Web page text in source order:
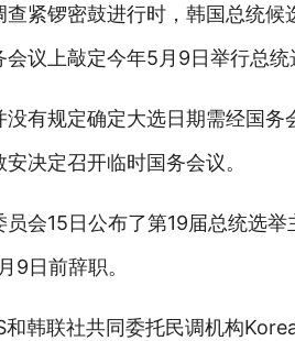
紧锣密鼓进行时，韩国总统
议上敲定今年5月9日举行总统
有规定确定大选日期需经国
决定召开临时国务会议。
会15日公布了第19届总统选
9日前辞职。
和韩联社共同委托民调机构